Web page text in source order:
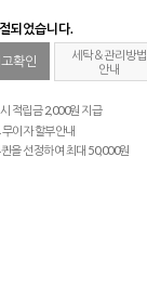
되었습니다.
확인
세탁＆관리방법
안내
적립금 2,000원 지급
이자 할부안내
을 선정하여 최대 50,000원